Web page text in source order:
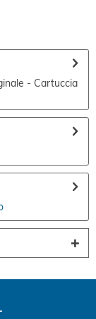
- Cartuccia